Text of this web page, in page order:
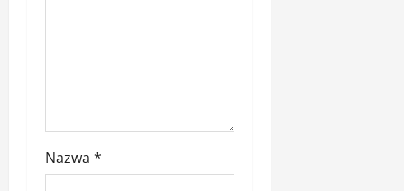
Nazwa *